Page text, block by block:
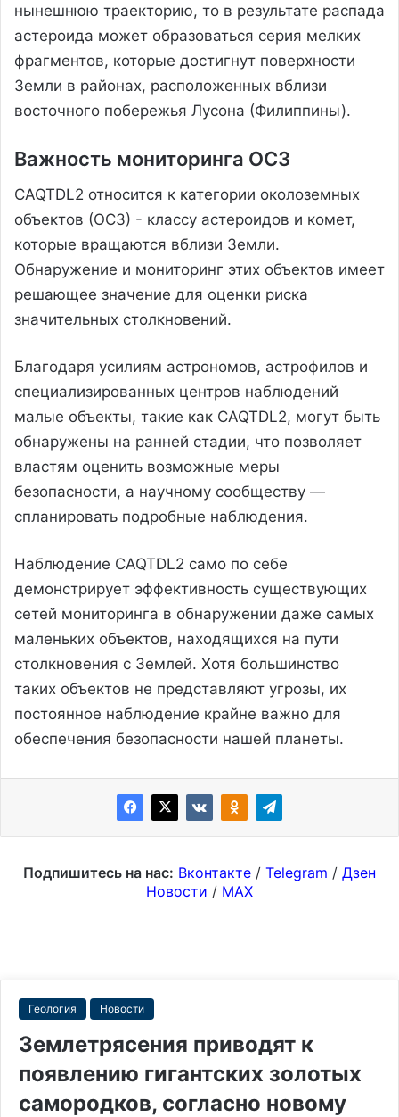
нынешнюю траекторию, то в результате распада
астероида может образоваться серия мелких
фрагментов, которые достигнут поверхности
Земли в районах, расположенных вблизи
восточного побережья Лусона (Филиппины).
Важность мониторинга ОСЗ
CAQTDL2 относится к категории околоземных
объектов (ОСЗ) - классу астероидов и комет,
которые вращаются вблизи Земли.
Обнаружение и мониторинг этих объектов имеет
решающее значение для оценки риска
значительных столкновений.
Благодаря усилиям астрономов, астрофилов и
специализированных центров наблюдений
малые объекты, такие как CAQTDL2, могут быть
обнаружены на ранней стадии, что позволяет
властям оценить возможные меры
безопасности, а научному сообществу —
спланировать подробные наблюдения.
Наблюдение CAQTDL2 само по себе
демонстрирует эффективность существующих
сетей мониторинга в обнаружении даже самых
маленьких объектов, находящихся на пути
столкновения с Землей. Хотя большинство
таких объектов не представляют угрозы, их
постоянное наблюдение крайне важно для
обеспечения безопасности нашей планеты.
Подпишитесь на нас: Вконтакте / Telegram / Дзен
Новости / MAX